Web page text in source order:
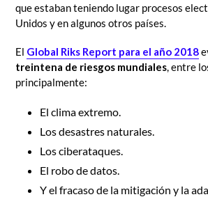
que estaban teniendo lugar procesos
Unidos y en algunos otros países.
El Global Riks Report para el año 2018
treintena de riesgos mundiales, entre
principalmente:
El clima extremo.
Los desastres naturales.
Los ciberataques.
El robo de datos.
Y el fracaso de la mitigación y la